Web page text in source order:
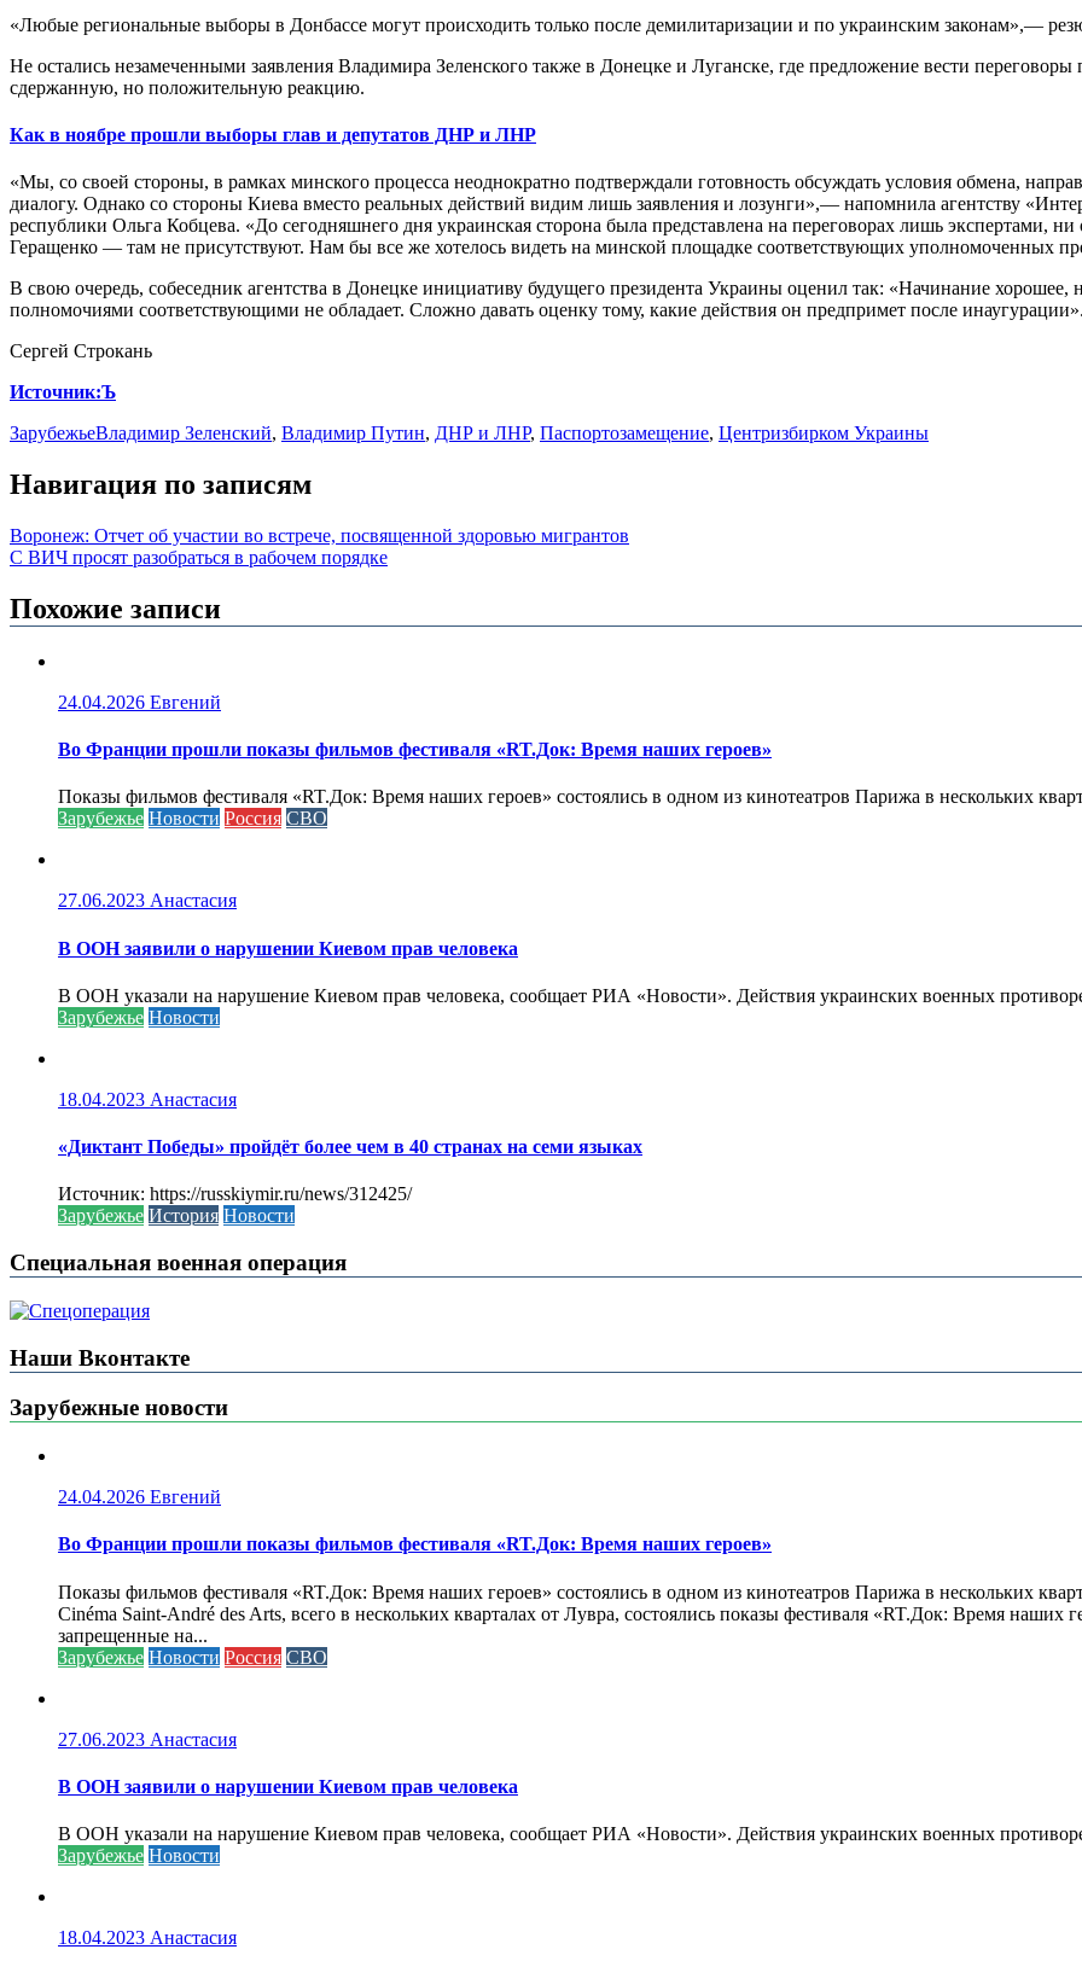
«Любые региональные выборы в Донбассе могут происходить только после демилитаризации и по украинским законам»,—
Не остались незамеченными заявления Владимира Зеленского также в Донецке и Луганске, где предложение вести
сдержанную, но положительную реакцию.
Как в ноябре прошли выборы глав и депутатов ДНР и ЛНР
«Мы, со своей стороны, в рамках минского процесса неоднократно подтверждали готовность обсуждать условия обмена,
диалогу. Однако со стороны Киева вместо реальных действий видим лишь заявления и лозунги»,— напомнила агентству
республики Ольга Кобцева. «До сегодняшнего дня украинская сторона была представлена на переговорах лишь
Геращенко — там не присутствуют. Нам бы все же хотелось видеть на минской площадке соответствующих уполномоченных
В свою очередь, собеседник агентства в Донецке инициативу будущего президента Украины оценил так: «Начинание
полномочиями соответствующими не обладает. Сложно давать оценку тому, какие действия он предпримет после инаугурации».
Сергей Строкань
Источник:Ъ
ЗарубежьеВладимир Зеленский, Владимир Путин, ДНР и ЛНР, Паспортозамещение, Центризбирком Украины
Навигация по записям
Воронеж: Отчет об участии во встрече, посвященной здоровью мигрантов
С ВИЧ просят разобраться в рабочем порядке
Похожие записи
24.04.2026 Евгений
Во Франции прошли показы фильмов фестиваля «RT.Док: Время наших героев»
Показы фильмов фестиваля «RT.Док: Время наших героев» состоялись в одном из кинотеатров Парижа в нескольких
Зарубежье Новости Россия СВО
27.06.2023 Анастасия
В ООН заявили о нарушении Киевом прав человека
В ООН указали на нарушение Киевом прав человека, сообщает РИА «Новости». Действия украинских военных
Зарубежье Новости
18.04.2023 Анастасия
«Диктант Победы» пройдёт более чем в 40 странах на семи языках
Источник: https://russkiymir.ru/news/312425/
Зарубежье История Новости
Специальная военная операция
Наши Вконтакте
Зарубежные новости
24.04.2026 Евгений
Во Франции прошли показы фильмов фестиваля «RT.Док: Время наших героев»
Показы фильмов фестиваля «RT.Док: Время наших героев» состоялись в одном из кинотеатров Парижа в нескольких
Cinéma Saint-André des Arts, всего в нескольких кварталах от Лувра, состоялись показы фестиваля «RT.Док: Время
запрещенные на...
Зарубежье Новости Россия СВО
27.06.2023 Анастасия
В ООН заявили о нарушении Киевом прав человека
В ООН указали на нарушение Киевом прав человека, сообщает РИА «Новости». Действия украинских военных
Зарубежье Новости
18.04.2023 Анастасия